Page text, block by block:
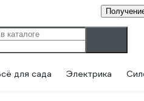
для сада Электрика